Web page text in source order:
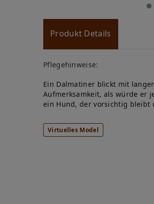
Produkt Details
Pflegehinweise:
Ein Dalmatiner blickt mit
Aufmerksamkeit, als würde er
ein Hund, der vorsichtig bleibt
Virtuelles Model